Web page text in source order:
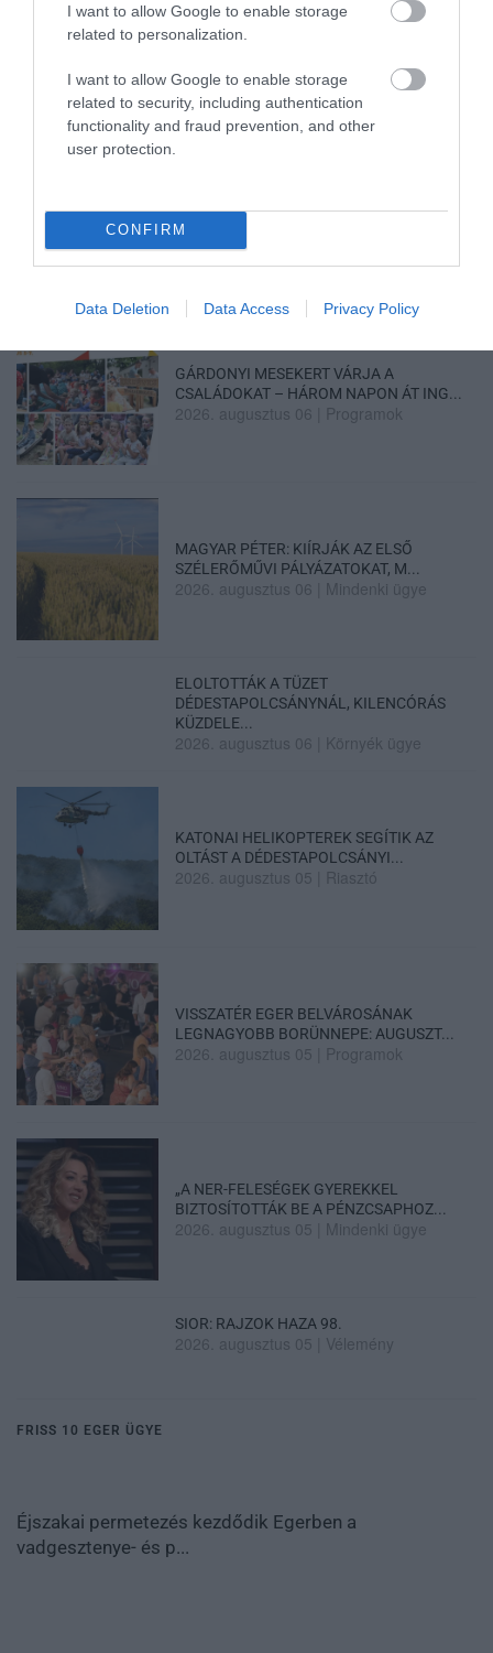
I want to allow Google to enable storage
related to personalization.
I want to allow Google to enable storage
related to security, including authentication
functionality and fraud prevention, and other
user protection.
CONFIRM
Data Deletion Data Access Privacy Policy
„NEM TETTÜNK NYOMÁST A FIUNKRA” –
EGY EGRI CSALÁD TÖRTÉNE...
HOLTAN SZÁLLÍTOTTÁK HAZA A 80 ÉVES
GÁRDONYI MESEKERT VÁRJA A
CSALÁDOKAT – HÁROM NAPON ÁT ING...
2026. augusztus 06 Programok
MAGYAR PÉTER: KIÍRJÁK AZ ELSŐ
SZÉLERŐMŰVI PÁLYÁZATOKAT, M...
2026. augusztus 06 Mindenki ügye
ELOLTOTTÁK A TÜZET
DÉDESTAPOLCSÁNYNÁL, KILENCÓRÁS
KÜZDELE...
2026. augusztus 06 Környék ügye
KATONAI HELIKOPTEREK SEGÍTIK AZ
OLTÁST A DÉDESTAPOLCSÁNYI...
2026. augusztus 05 Riasztó
VISSZATÉR EGER BELVÁROSÁNAK
LEGNAGYOBB BORÜNNEPE: AUGUSZT...
2026. augusztus 05 Programok
„A NER-FELESÉGEK GYEREKKEL
BIZTOSÍTOTTÁK BE A PÉNZCSAPHOZ...
2026. augusztus 05 Mindenki ügye
SIOR: RAJZOK HAZA 98.
2026. augusztus 05 Vélemény
FRISS 10 EGER ÜGYE
Éjszakai permetezés kezdődik Egerben a
vadgesztenye- és p...